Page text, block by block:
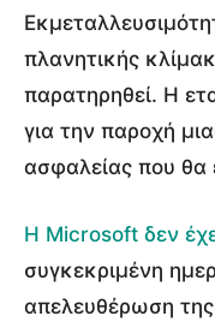
πλανητικής
παρατηρηθεί. Η
για την παροχή
ασφαλείας που θα
Η Microsoft δεν
συγκεκριμένη
απελευθέρωση